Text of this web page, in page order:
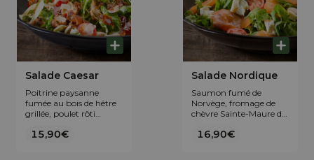
Salade Caesar
Poitrine paysanne
fumée au bois de hêtre
grillée, poulet rôti
Reggiano AOP,
15,90€
Salade Nordique
Saumon fumé de
Norvège, fromage de
chèvre Sainte-Maure de
cerises et vinaigrette
16,90€